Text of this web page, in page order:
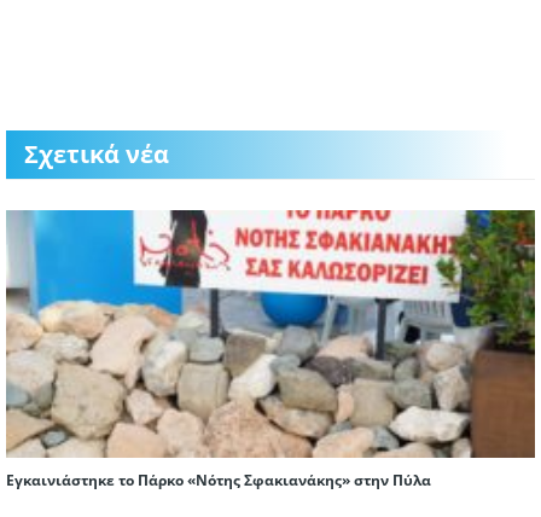
Σχετικά νέα
Εγκαινιάστηκε το Πάρκο «Νότης Σφακιανάκης» στην Πύλα